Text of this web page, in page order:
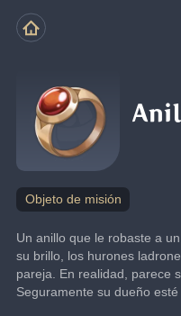
Objeto de misión
Un anillo que le robaste a
su brillo, los hurones
pareja. En realidad, parece
Seguramente su dueño